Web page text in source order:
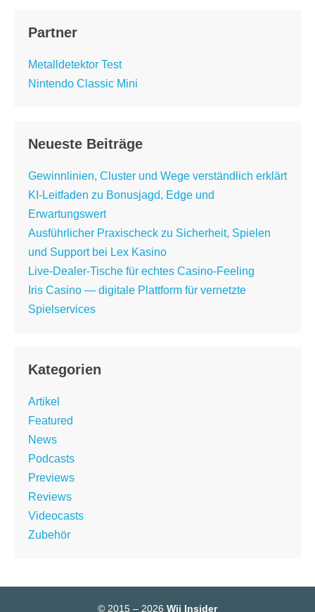
Partner
Metalldetektor Test
Nintendo Classic Mini
Neueste Beiträge
Gewinnlinien, Cluster und Wege verständlich erklärt
KI-Leitfaden zu Bonusjagd, Edge und
Erwartungswert
Ausführlicher Praxischeck zu Sicherheit, Spielen
und Support bei Lex Kasino
Live-Dealer-Tische für echtes Casino-Feeling
Iris Casino — digitale Plattform für vernetzte
Spielservices
Kategorien
Artikel
Featured
News
Podcasts
Previews
Reviews
Videocasts
Zubehör
© 2015 – 2026 Wii Insider